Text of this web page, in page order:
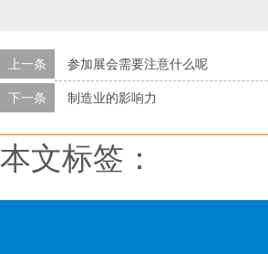
上一条 参加展会需要注意什么呢
下一条 制造业的影响力
本文标签：